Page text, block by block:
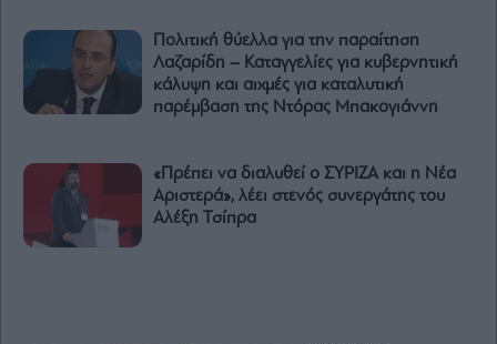
Πολιτική θύελλα για την παραίτηση
Λαζαρίδη – Καταγγελίες για κυβερνητική
κάλυψη και αιχμές για καταλυτική
παρέμβαση της Ντόρας Μπακογιάννη
«Πρέπει να διαλυθεί ο ΣΥΡΙΖΑ και η Νέα
Αριστερά», λέει στενός συνεργάτης του
Αλέξη Τσίπρα